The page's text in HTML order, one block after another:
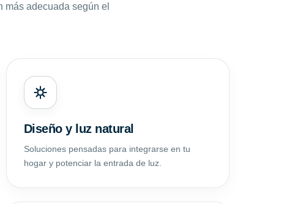
más adecuada según el
Diseño y luz natural
Soluciones pensadas para integrarse en tu
hogar y potenciar la entrada de luz.